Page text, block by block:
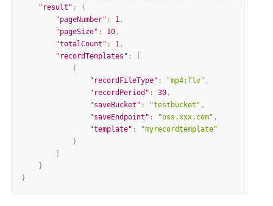
"result" :
{
"pageNumber" : 1 ,
"pageSize" : 10 ,
"totalCount" : 1 ,
"recordTemplates" :
[
{
"recordFileType" : "mp4;flv" ,
"recordPeriod" : 30 ,
"saveBucket" : "testbucket" ,
"saveEndpoint" : "oss.xxx.com" ,
"template" :
"myrecordtemplate"
}
]
}
}